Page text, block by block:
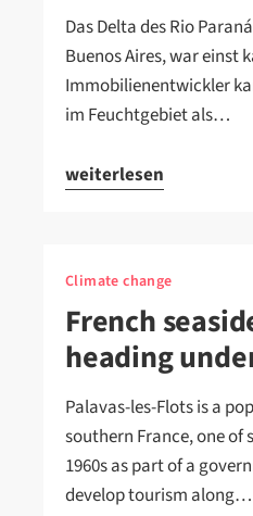
Das Delta des Rio
Buenos Aires, war einst
Immobilienentwickler
im Feuchtgebiet als…
weiterlesen
Climate change
French
heading
Palavas-les-Flots is a
southern France, one of
1960s as part of a
develop tourism along…